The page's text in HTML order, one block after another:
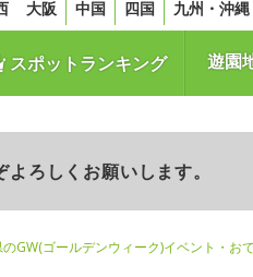
大阪 中国 四国 九州・沖縄
スポットランキング 遊園
ろしくお願いします。
GW(ゴールデンウィーク)イベント・お